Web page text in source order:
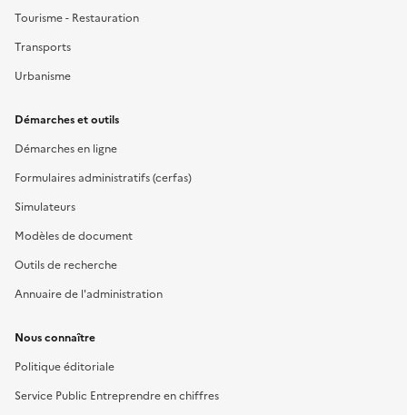
Tourisme - Restauration
Transports
Urbanisme
Démarches et outils
Démarches en ligne
Formulaires administratifs (cerfas)
Simulateurs
Modèles de document
Outils de recherche
Annuaire de l'administration
Nous connaître
Politique éditoriale
Service Public Entreprendre en chiffres